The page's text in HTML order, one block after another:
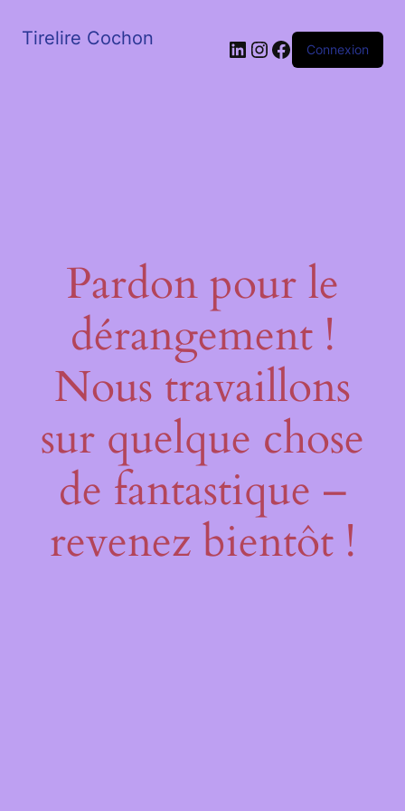
Tirelire Cochon LinkedIn
Instagram
Facebook
Connexion
Pardon pour le
dérangement !
Nous travaillons
sur quelque chose
de fantastique –
revenez bientôt !